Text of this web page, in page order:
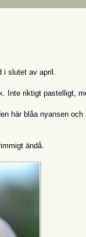
slutet av april.
Inte riktigt pastelligt,
här blåa nyansen
ändå.